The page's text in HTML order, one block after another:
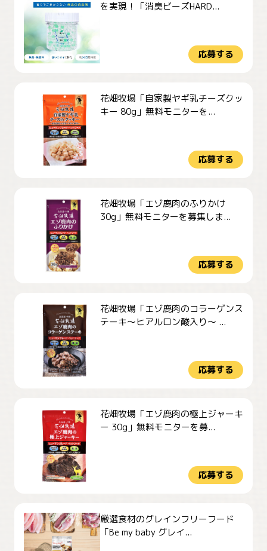
を実現！「消臭ビーズHARD...
応募する
花畑牧場「自家製ヤギ乳チーズクッ
キー 80g」無料モニターを...
応募する
花畑牧場「エゾ鹿肉のふりかけ
30g」無料モニターを募集しま...
応募する
花畑牧場「エゾ鹿肉のコラーゲンス
テーキ～ヒアルロン酸入り～ ...
応募する
花畑牧場「エゾ鹿肉の極上ジャーキ
ー 30g」無料モニターを募...
応募する
厳選食材のグレインフリーフード
「Be my baby グレイ...